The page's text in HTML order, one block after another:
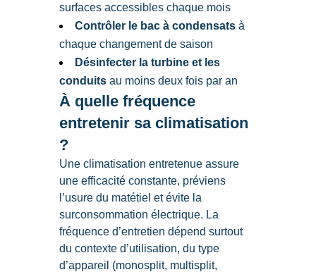
surfaces accessibles chaque mois
Contrôler le bac à condensats à
chaque changement de saison
Désinfecter la turbine et les
conduits au moins deux fois par an
À quelle fréquence
entretenir sa climatisation
?
Une climatisation entretenue assure
une efficacité constante, préviens
l’usure du matétiel et évite la
surconsommation électrique. La
fréquence d’entretien dépend surtout
du contexte d’utilisation, du type
d’appareil (monosplit, multisplit,